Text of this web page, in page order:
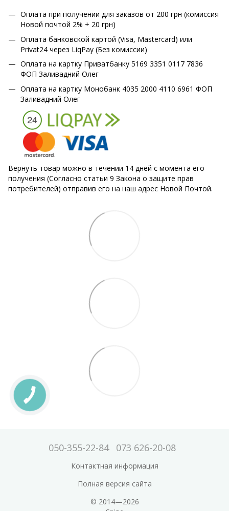
Оплата при получении для заказов от 200 грн (комиссия
Новой почтой 2% + 20 грн)
Оплата банковской картой (Visa, Mastercard) или
Privat24 через LiqPay (Без комиссии)
Оплата на картку Приватбанку 5169 3351 0117 7836
ФОП Заливадний Олег
Оплата на картку Монобанк 4035 2000 4110 6961 ФОП
Заливадний Олег
Вернуть товар можно в течении 14 дней с момента его
получения (Согласно статьи 9 Закона о защите прав
потребителей) отправив его на наш адрес Новой Почтой.
050-355-22-84 073 626-20-08
Контактная информация
Полная версия сайта
© 2014—2026